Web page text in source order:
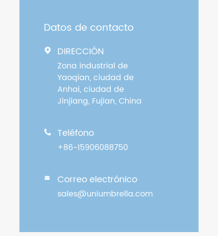
Datos de contacto
 DIRECCIÓN
Zona industrial de
Yaoqian, ciudad de
Anhai, ciudad de
Jinjiang, Fujian, China
 Teléfono
+86-15906088750
 Correo electrónico
sales@uniumbrella.com